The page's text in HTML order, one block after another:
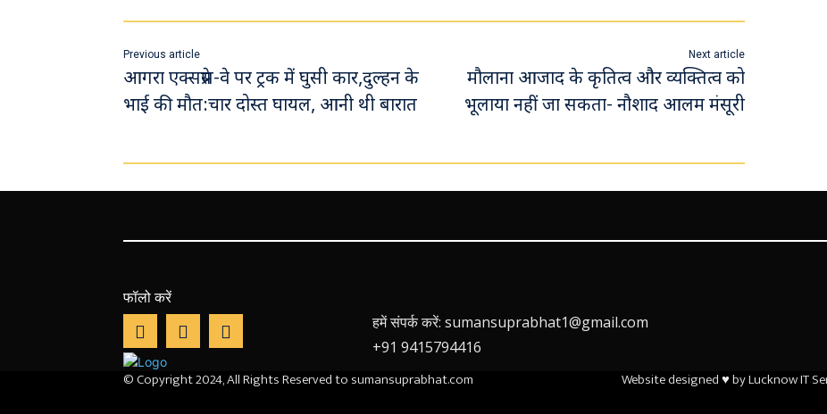
o
ok
sA
p
p
a
m
Previous article
आगरा एक्सप्रेस-वे पर ट्रक में घुसी कार,दुल्हन के
भाई की मौत:चार दोस्त घायल, आनी थी बारात
Next article
मौलाना आजाद के कृतित्व और व्यक्तित्व को
भूलाया नहीं जा सकता- नौशाद आलम मंसूरी
फॉलो करें
हमें संपर्क करें: sumansuprabhat1@gmail.com
+91 9415794416
© Copyright 2024, All Rights Reserved to sumansuprabhat.com Website designed ♥ by Lucknow IT